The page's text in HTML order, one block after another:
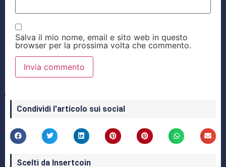
Salva il mio nome, email e sito web in questo
browser per la prossima volta che commento.
Condividi l'articolo sui social
Scelti da Insertcoin